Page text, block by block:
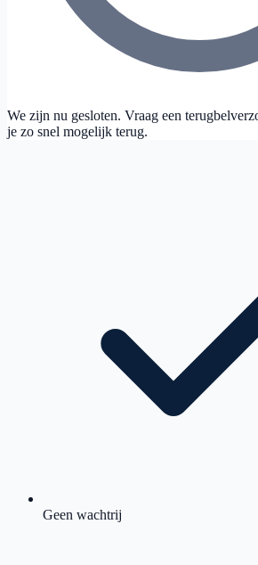
We zijn nu gesloten. Vraag een
je zo snel mogelijk terug.
Geen wachtrij